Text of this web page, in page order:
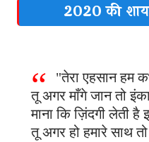
2020 की
"तेरा एहसान हम
तू अगर माँगे जान तो
माना कि ज़िंदगी लेती है
तू अगर हो हमारे साथ